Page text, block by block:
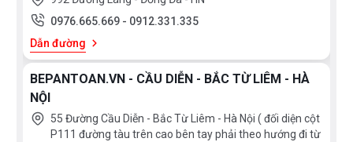
0976.665.669 - 0912.331.335
Dẫn đường
BEPANTOAN.VN - CẦU DIỄN - BẮC TỪ LIÊM - HÀ
NỘI
55 Đường Cầu Diễn - Bắc Từ Liêm - Hà Nội ( đối diện cột
P111 đường tàu trên cao bên tay phải theo hướng đi từ